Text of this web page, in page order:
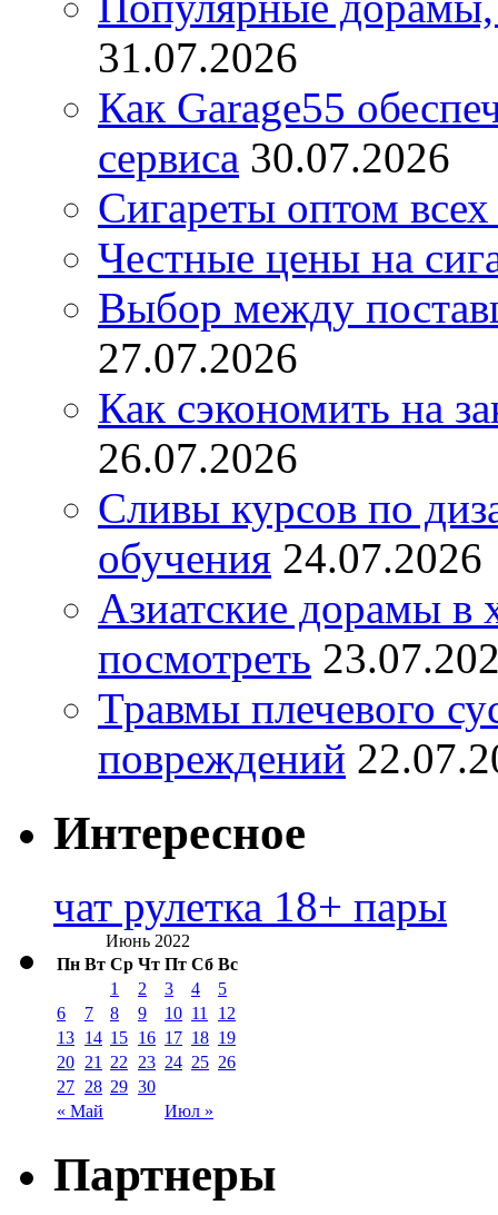
31.07.2026
Как Garage55
сервиса 30.07.2026
Сигареты оптом
Честные цены на
Выбор между
27.07.2026
Как сэкономить на
26.07.2026
Сливы курсов по
обучения 24.07.2026
Азиатские дорамы в
посмотреть
Травмы плечевого
повреждений
Интересное
чат рулетка 18+ пары
Июнь 2022
Пн Вт Ср Чт Пт Сб Вс
« Май Июл »
1 2 3 4
5
6
7 8 9 10 11
12
13 14 15 16 17 18 19
20 21 22 23 24 25 26
27 28 29 30
Партнеры